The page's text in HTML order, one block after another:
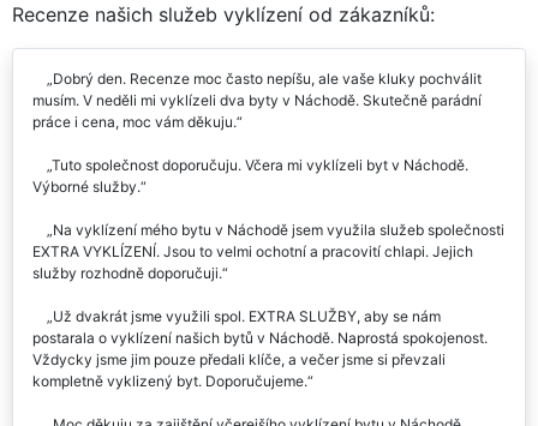
Recenze našich služeb vyklízení od zákazníků:
Dobrý den. Recenze moc často nepíšu, ale vaše kluky pochválit
musím. V neděli mi vyklízeli dva byty v Náchodě. Skutečně parádní
práce i cena, moc vám děkuju.
Tuto společnost doporučuju. Včera mi vyklízeli byt v Náchodě.
Výborné služby.
Na vyklízení mého bytu v Náchodě jsem využila služeb společnosti
EXTRA VYKLÍZENÍ. Jsou to velmi ochotní a pracovití chlapi. Jejich
služby rozhodně doporučuji.
Už dvakrát jsme využili spol. EXTRA SLUŽBY, aby se nám
postarala o vyklízení našich bytů v Náchodě. Naprostá spokojenost.
Vždycky jsme jim pouze předali klíče, a večer jsme si převzali
kompletně vyklizený byt. Doporučujeme.